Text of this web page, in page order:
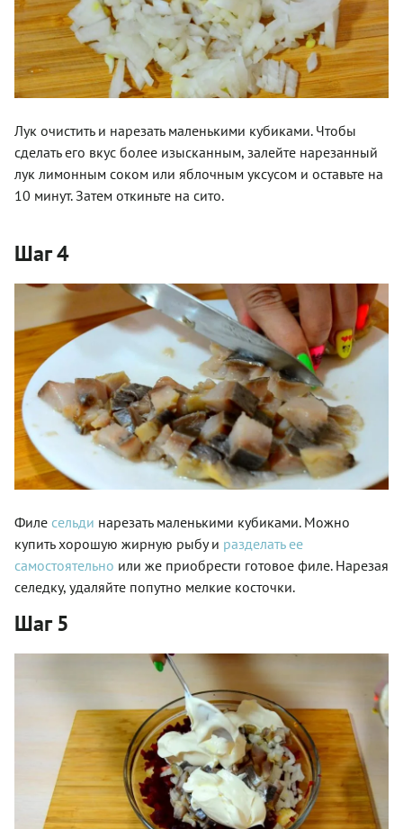
Лук очистить и нарезать маленькими кубиками. Чтобы
сделать его вкус более изысканным, залейте нарезанный
лук лимонным соком или яблочным уксусом и оставьте на
10 минут. Затем откиньте на сито.
Шаг 4
Филе сельди нарезать маленькими кубиками. Можно
купить хорошую жирную рыбу и разделать ее
самостоятельно или же приобрести готовое филе. Нарезая
селедку, удаляйте попутно мелкие косточки.
Шаг 5